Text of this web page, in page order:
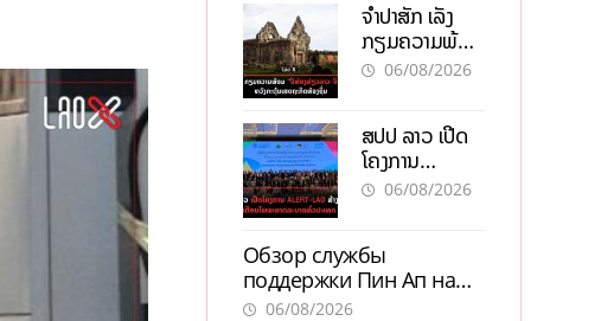
ຈຳປາສັກ ເລັ່ງ
ກຽມຄວາມພ້ອມ
“ປີທ່ອງທ່ຽວ
ເສດຖະກິດ
ທ້ອງຖິ່ນ
06/08/2026
ສປປ ລາວ ເປີດ
ໂຄງການ
ALERT-LAO
ລະບາດທົ່ວ
ປະເທດ
06/08/2026
Обзор службы
поддержки Пин Ап на
официальном сайте с
06/08/2026